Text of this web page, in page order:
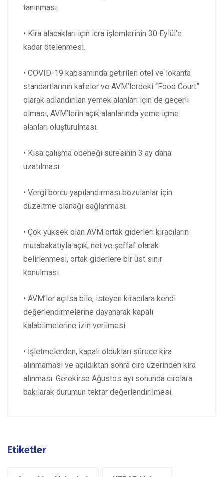
tanınması.
• Kira alacakları için icra işlemlerinin 30 Eylül’e
kadar ötelenmesi.
• COVID-19 kapsamında getirilen otel ve lokanta
standartlarının kafeler ve AVM’lerdeki “Food Court”
olarak adlandırılan yemek alanları için de geçerli
olması, AVM’lerin açık alanlarında yeme içme
alanları oluşturulması.
• Kısa çalışma ödeneği süresinin 3 ay daha
uzatılması.
• Vergi borcu yapılandırması bozulanlar için
düzeltme olanağı sağlanması.
• Çok yüksek olan AVM ortak giderleri kiracıların
mutabakatıyla açık, net ve şeffaf olarak
belirlenmesi, ortak giderlere bir üst sınır
konulması.
• AVM’ler açılsa bile, isteyen kiracılara kendi
değerlendirmelerine dayanarak kapalı
kalabilmelerine izin verilmesi.
• İşletmelerden, kapalı oldukları sürece kira
alınmaması ve açıldıktan sonra ciro üzerinden kira
alınması. Gerekirse Ağustos ayı sonunda cirolara
bakılarak durumun tekrar değerlendirilmesi.
Etiketler